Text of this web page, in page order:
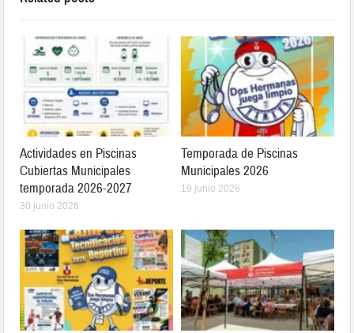
Actividades en Piscinas
Cubiertas Municipales
temporada 2026-2027
30 junio 2026
Temporada de Piscinas
Municipales 2026
19 junio 2026